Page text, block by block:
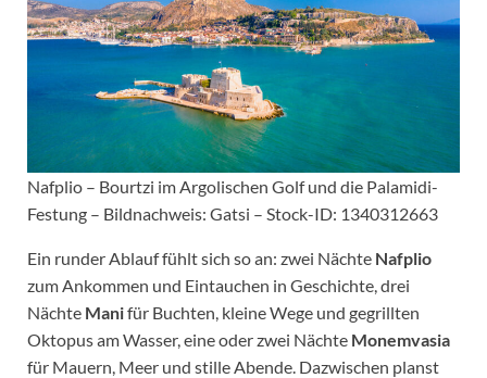
Nafplio – Bourtzi im Argolischen Golf und die Palamidi-
Festung – Bildnachweis: Gatsi – Stock-ID: 1340312663
Ein runder Ablauf fühlt sich so an: zwei Nächte Nafplio
zum Ankommen und Eintauchen in Geschichte, drei
Nächte Manifür Buchten, kleine Wege und gegrillten
Oktopus am Wasser, eine oder zwei Nächte Monemvasia
für Mauern, Meer und stille Abende. Dazwischen planst